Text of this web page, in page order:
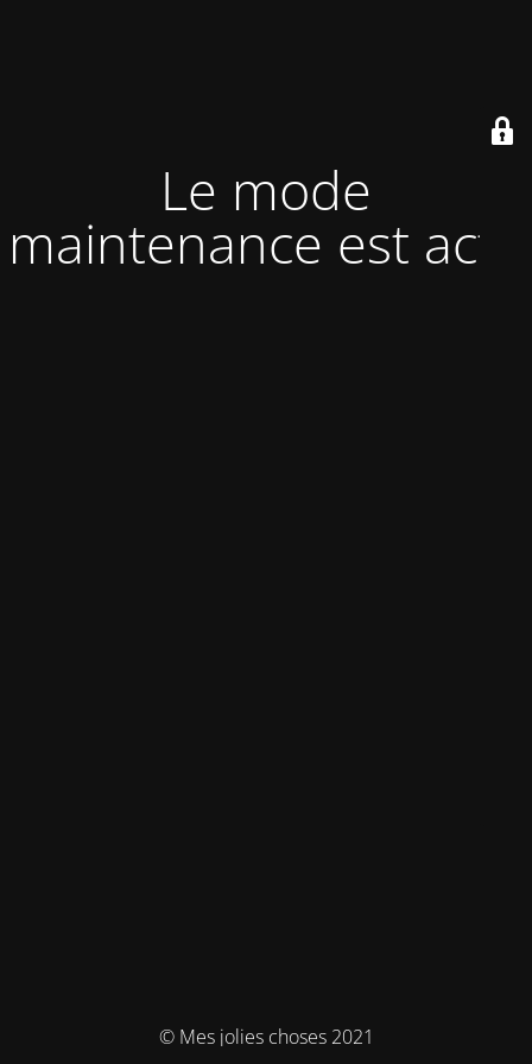
Le mode
maintenance est actif
© Mes jolies choses 2021